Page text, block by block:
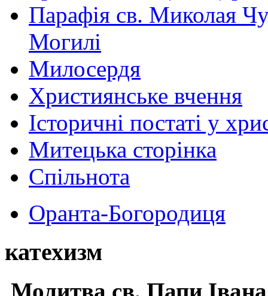
Парафія св. Миколая
Могилі
Милосердя
Християнське вчення
Історичні постаті у
Митецька сторінка
Спільнота
Оранта-Богородиця
катехизм
Молитва св. Папи